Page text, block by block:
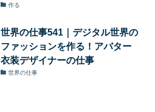
作る
世界の仕事541｜デジタル世界の
ファッションを作る！アバター
衣装デザイナーの仕事
世界の仕事